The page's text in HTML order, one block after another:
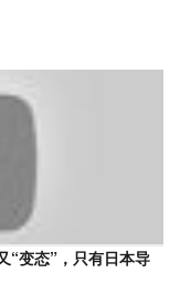
“变态”，只有日本导